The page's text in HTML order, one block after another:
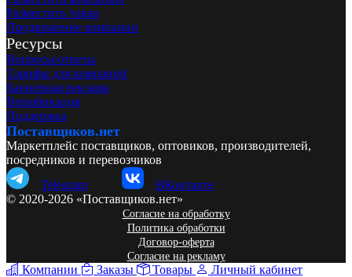
Разместить товар
Продвижение компании
Ресурсы
Вопросы/ответы
Тарифы для компаний
Баннерная реклама
Верификация
Поддержка
Поставщиков.нет
Маркетплейс поставщиков, оптовиков, производителей,
посредников и перевозчиков
Telegram
ВКонтакте
© 2020-2026 «Поставщиков.нет»
Согласие на обработку
Политика обработки
Договор-оферта
Согласие на рекламу
Компании Заказы Товары Личный кабинет